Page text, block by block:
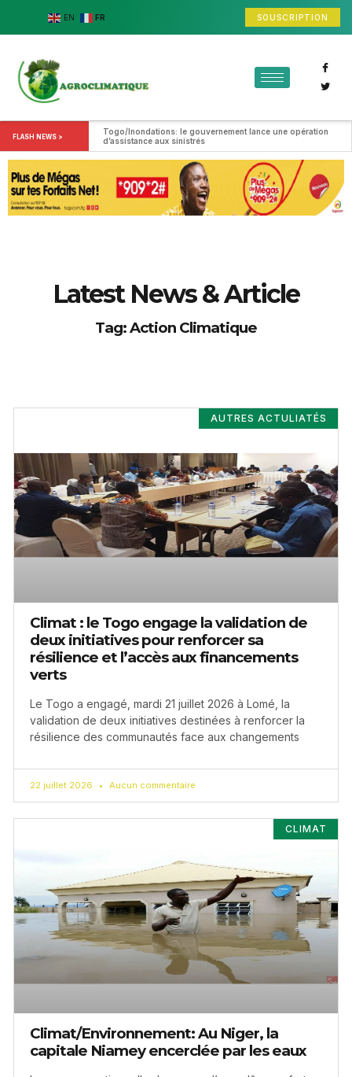
EN FR SOUSCRIPTION
FLASH NEWS >
Togo/Inondations: le gouvernement lance une opération
d’assistance aux sinistrés
Latest News & Article
Tag: Action Climatique
AUTRES ACTULIATÉS
Climat : le Togo engage la validation de
deux initiatives pour renforcer sa
résilience et l’accès aux financements
verts
Le Togo a engagé, mardi 21 juillet 2026 à Lomé, la
validation de deux initiatives destinées à renforcer la
résilience des communautés face aux changements
22 juillet 2026 Aucun commentaire
CLIMAT
Climat/Environnement: Au Niger, la
capitale Niamey encerclée par les eaux